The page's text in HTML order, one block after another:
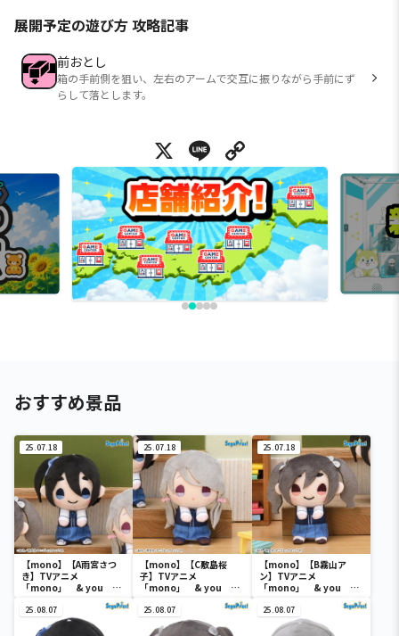
展開予定の遊び方 攻略記事
前おとし
箱の手前側を狙い、左右のアームで交互に振りながら手前にず
らして落とします。
X Line
おすすめ景品
25.07.18
【mono】【A雨宮さつ
き】TVアニメ
「mono」 & you マ
25.07.18
【mono】【C敷島桜
子】TVアニメ
「mono」 & you マ
25.07.18
【mono】【B霧山ア
ン】TVアニメ
「mono」 & you マ
25.08.07 25.08.07 25.08.07